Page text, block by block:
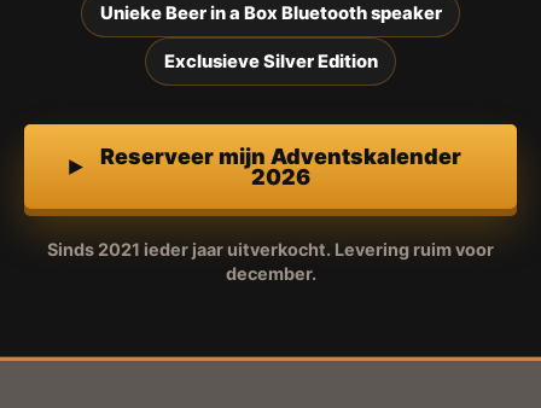
Unieke Beer in a Box Bluetooth speaker
Exclusieve Silver Edition
Reserveer mijn Adventskalender
2026
Sinds 2021 ieder jaar uitverkocht. Levering ruim voor
december.